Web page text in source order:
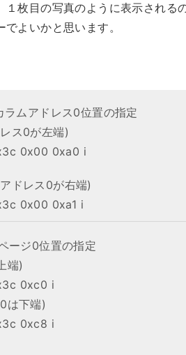
１枚目の写真のように表示される
よいかと思います。
ムアドレス0位置の指定
ス0が左端)
0x00 0xa0 i
ドレス0が右端)
0x00 0xa1 i
ージ0位置の指定
端)
0xc0 i
は下端)
0xc8 i